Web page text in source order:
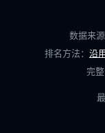
数据来源
排名方法： 沿
完整